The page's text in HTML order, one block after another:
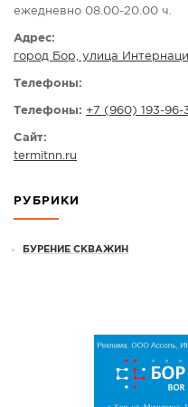
КОНКУРСЫ
ежедневно 08.00-20.00 ч.
Адрес:
город Бор, улица
Телефоны:
Телефоны: +7 (960) 193-96-
Сайт:
termitnn.ru
РУБРИКИ
БУРЕНИЕ СКВАЖИН